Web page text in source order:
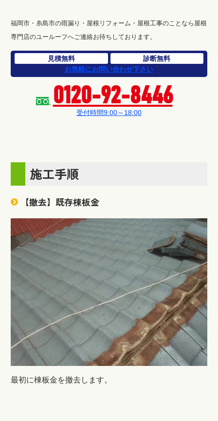
福岡市・糸島市の雨漏り・屋根リフォーム・屋根工事のことなら屋根
専門店のユールーフへご連絡お待ちしております。
見積無料
診断無料
お気軽にお問い合わせ下さい
0120-92-8446
受付時間9:00～18:00
施工手順
【撤去】既存棟板金
最初に棟板金を撤去します。